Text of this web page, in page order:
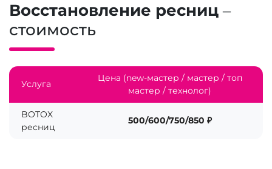
Восстановление ресниц–
стоимость
Услуга
Цена (new-мастер / мастер / топ
мастер / технолог)
BOTOX
ресниц
500/600/750/850 ₽